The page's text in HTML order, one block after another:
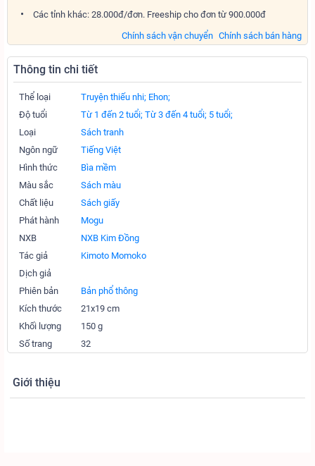
Các tỉnh khác: 28.000đ/đơn. Freeship cho đơn từ 900.000đ
Chính sách bán hàng
Chính sách vận chuyển
Thông tin chi tiết
Thể loại Truyện thiếu nhi; Ehon;
Độ tuổi
Từ 1 đến 2 tuổi; Từ 3 đến 4 tuổi; 5 tuổi;
Loại
Sách tranh
Ngôn ngữ
Tiếng Việt
Hình thức
Bìa mềm
Màu sắc
Sách màu
Chất liệu
Sách giấy
Phát hành
Mogu
NXB
NXB Kim Đồng
Tác giả
Kimoto Momoko
Dịch giả
Phiên bản
Bản phổ thông
Kích thước
21x19 cm
Khối lượng
150 g
Số trang
32
Giới thiệu